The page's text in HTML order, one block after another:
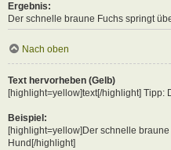
Ergebnis:
Der schnelle braune Fuchs springt
Nach oben
Text hervorheben (Gelb)
[highlight=yellow]text[/highlight] Tipp:
Beispiel:
[highlight=yellow]Der schnelle
Hund[/highlight]